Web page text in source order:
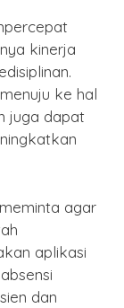
kinerja
ke hal
juga dapat
agar
aplikasi
dan